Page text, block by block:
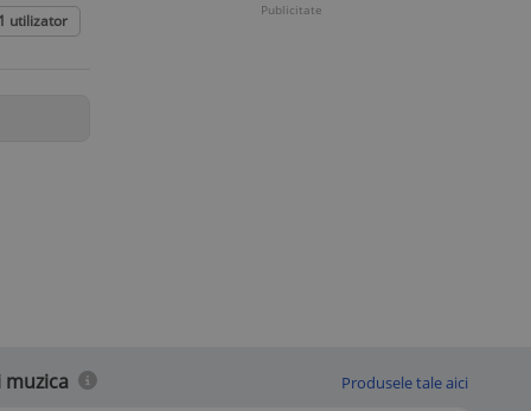
1 utilizator
Publicitate
Produsele tale aici